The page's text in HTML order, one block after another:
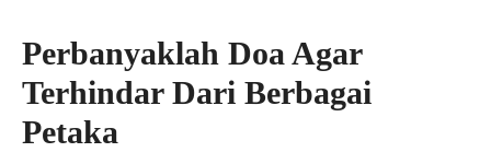
Perbanyaklah Doa Agar
Terhindar Dari Berbagai
Petaka